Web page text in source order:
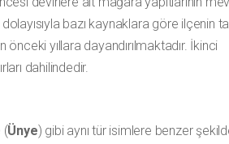
dolayısıyla bazı kaynaklara göre ilçenin
önceki yıllara dayandırılmaktadır. İkinci
dahilindedir.
(Ünye) gibi aynı tür isimlere benzer